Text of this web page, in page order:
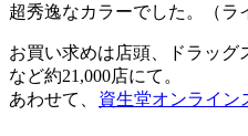
超秀逸なカラーでした。（ラ
お買い求めは店頭、ドラッグ
など約21,000店にて。
あわせて、
資生堂オンライン